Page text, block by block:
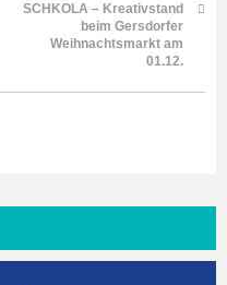
SCHKOLA – Kreativstand
beim Gersdorfer
Weihnachtsmarkt am
01.12.